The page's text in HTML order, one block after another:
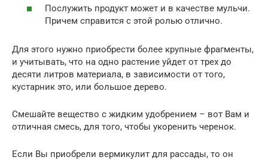
Послужить продукт может и в качестве мульчи.
Причем справится с этой ролью отлично.
Для этого нужно приобрести более крупные фрагменты,
и учитывать, что на одно растение уйдет от трех до
десяти литров материала, в зависимости от того,
кустарник это, или большое дерево.
Смешайте вещество с жидким удобрением – вот Вам и
отличная смесь, для того, чтобы укоренить черенок.
Если Вы приобрели вермикулит для рассады, то он